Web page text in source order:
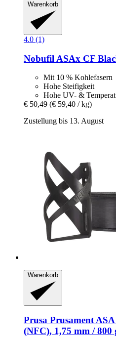
Warenkorb
4.0 (1)
Nobufil ASAx CF
Mit 10 % Kohlefasern
Hohe Steifigkeit
Hohe UV- &
€ 50,49 (€ 59,40 / kg)
Zustellung bis 13. August
Warenkorb
Prusa Prusament
(NFC), 1,75 mm / 800